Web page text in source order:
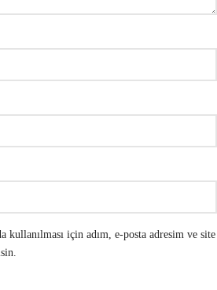
kullanılması için adım, e-posta adresim ve site